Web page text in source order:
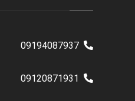
09194087937
09120871931